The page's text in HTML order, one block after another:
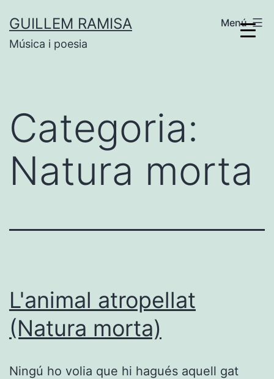
contingut
GUILLEM RAMISA
Música i poesia
Menú
Categoria:
Natura morta
L'animal atropellat
(Natura morta)
Ningú ho volia que hi hagués aquell gat